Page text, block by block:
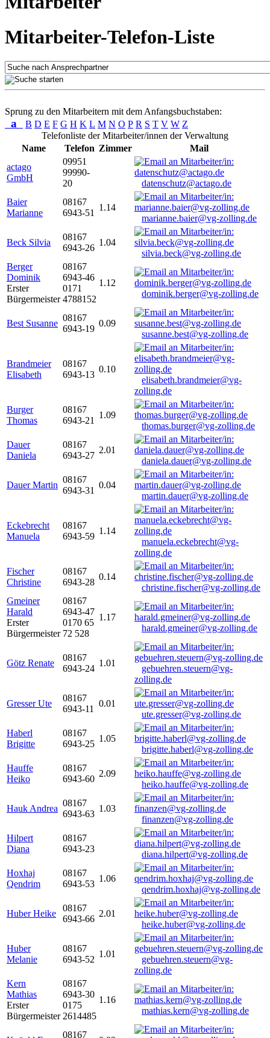
Mitarbeiter-Telefon-Liste
Sprung zu den Mitarbeitern mit dem Anfangsbuchstaben:
a B D E F G H K L M N O P R S T V W Z
Telefonliste der Mitarbeiter/innen der Verwaltung
Name
Telefon Zimmer
Mail
actago
GmbH
09951
99990-
20
datenschutz@actago.de
Baier
Marianne
08167
6943-51
1.14
marianne.baier@vg-zolling.de
Beck Silvia
08167
6943-26
1.04
silvia.beck@vg-zolling.de
Berger
Dominik
Erster
Bürgermeister
08167
6943-46
0171
4788152
1.12
dominik.berger@vg-zolling.de
Best Susanne
08167
6943-19
0.09
susanne.best@vg-zolling.de
Brandmeier
Elisabeth
08167
6943-13
0.10
elisabeth.brandmeier@vg-
zolling.de
Burger
Thomas
08167
6943-21
1.09
thomas.burger@vg-zolling.de
Dauer
Daniela
08167
6943-27
2.01
daniela.dauer@vg-zolling.de
Dauer Martin
08167
6943-31
0.04
martin.dauer@vg-zolling.de
Eckebrecht
Manuela
08167
6943-59
1.14
manuela.eckebrecht@vg-
zolling.de
Fischer
Christine
08167
6943-28
0.14
christine.fischer@vg-zolling.de
Gmeiner
Harald
Erster
Bürgermeister
08167
6943-47
0170 65
72 528
1.17
harald.gmeiner@vg-zolling.de
Götz Renate
08167
6943-24
1.01
gebuehren.steuern@vg-
zolling.de
Gresser Ute
08167
6943-11
0.01
ute.gresser@vg-zolling.de
Haberl
Brigitte
08167
6943-25
1.05
brigitte.haberl@vg-zolling.de
Hauffe
Heiko
08167
6943-60
2.09
heiko.hauffe@vg-zolling.de
Hauk Andrea
08167
6943-63
1.03
finanzen@vg-zolling.de
Hilpert
Diana
08167
6943-23
diana.hilpert@vg-zolling.de
Hoxhaj
Qendrim
08167
6943-53
1.06
qendrim.hoxhaj@vg-zolling.de
Huber Heike
08167
6943-66
2.01
heike.huber@vg-zolling.de
Huber
Melanie
08167
6943-52
1.01
gebuehren.steuern@vg-
zolling.de
Kern
Mathias
Erster
Bürgermeister
08167
6943-30
0175
2614485
1.16
mathias.kern@vg-zolling.de
08167